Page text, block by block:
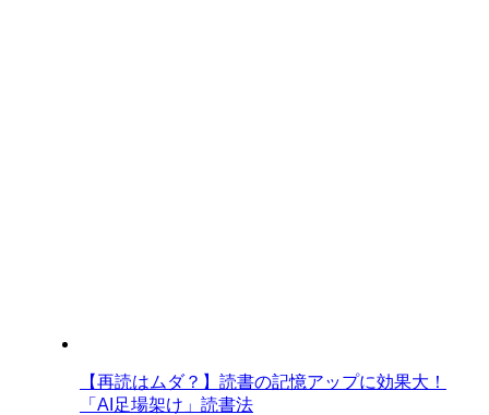
【再読はムダ？】読書の記憶アップに効果大！
「AI足場架け」読書法